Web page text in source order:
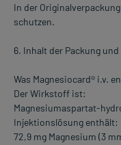
In der
schutzen.
6. Inhalt der Packung
Was Magnesiocard® i.v.
Der Wirkstoff ist:
Magnesiumaspartat-
Injektionslösung enthält:
72,9 mg Magnesium (3